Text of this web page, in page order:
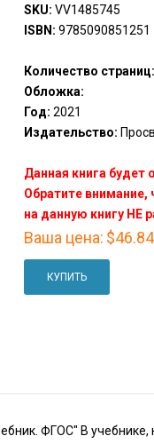
SKU: VV1485745
ISBN: 9785090851251
Количество страниц:
Обложка:
Год: 2021
Издательство:
Данная книга будет
Обратите
на данную книгу НЕ
Ваша цена: $46.84
КУПИТЬ
ФГОС" В